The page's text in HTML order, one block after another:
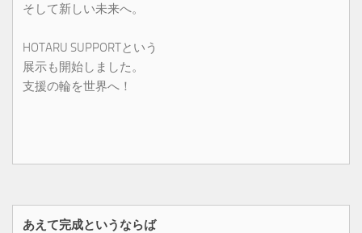
そして新しい未来へ。
HOTARU SUPPORTという
展示も開始しました。
支援の輪を世界へ！
あえて完成というならば